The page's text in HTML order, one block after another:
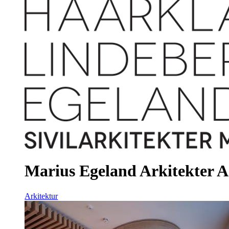
Marius Egeland Arkitekter
Arkitektur